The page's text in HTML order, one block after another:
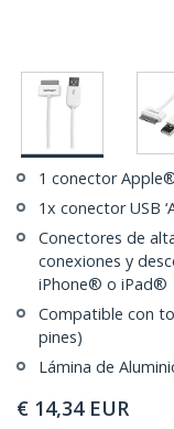
1 conector
1x conector USB
Conectores de
conexiones y
iPhone® o iPad®
Compatible con
pines)
Lámina de
€ 14,34 EUR